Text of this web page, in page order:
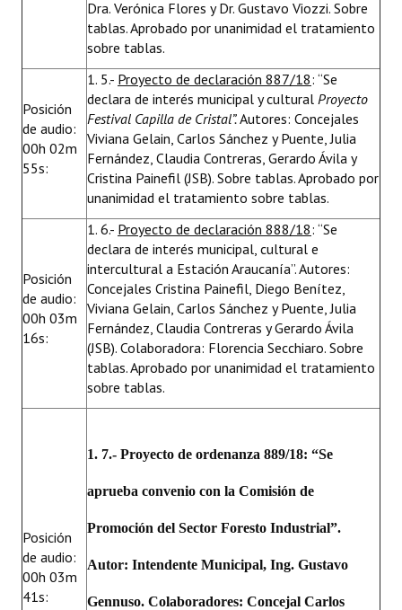
Dra. Verónica Flores y Dr. Gustavo Viozzi. Sobre
tablas. Aprobado por unanimidad el tratamiento
sobre tablas.
Posición
de audio:
00h 02m
55s:
1. 5.- Proyecto de declaración 887/18: “Se
declara de interés municipal y cultural Proyecto
Festival Capilla de Cristal”.Autores: Concejales
Viviana Gelain, Carlos Sánchez y Puente, Julia
Fernández, Claudia Contreras, Gerardo Ávila y
Cristina Painefil (JSB). Sobre tablas. Aprobado por
unanimidad el tratamiento sobre tablas.
Posición
de audio:
00h 03m
16s:
1. 6.- Proyecto de declaración 888/18: “Se
declara de interés municipal, cultural e
intercultural a Estación Araucanía”. Autores:
Concejales Cristina Painefil, Diego Benítez,
Viviana Gelain, Carlos Sánchez y Puente, Julia
Fernández, Claudia Contreras y Gerardo Ávila
(JSB). Colaboradora: Florencia Secchiaro. Sobre
tablas. Aprobado por unanimidad el tratamiento
sobre tablas.
Posición
de audio:
00h 03m
41s:
1. 7.- Proyecto de ordenanza 889/18: “Se
aprueba convenio con la Comisión de
Promoción del Sector Foresto Industrial”.
Autor: Intendente Municipal, Ing. Gustavo
Gennuso. Colaboradores: Concejal Carlos